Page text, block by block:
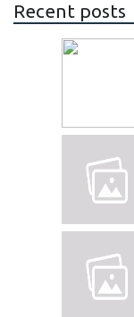
Recent posts